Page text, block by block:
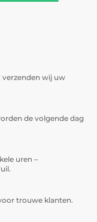
verzenden wij uw
de volgende dag
uren –
trouwe klanten.